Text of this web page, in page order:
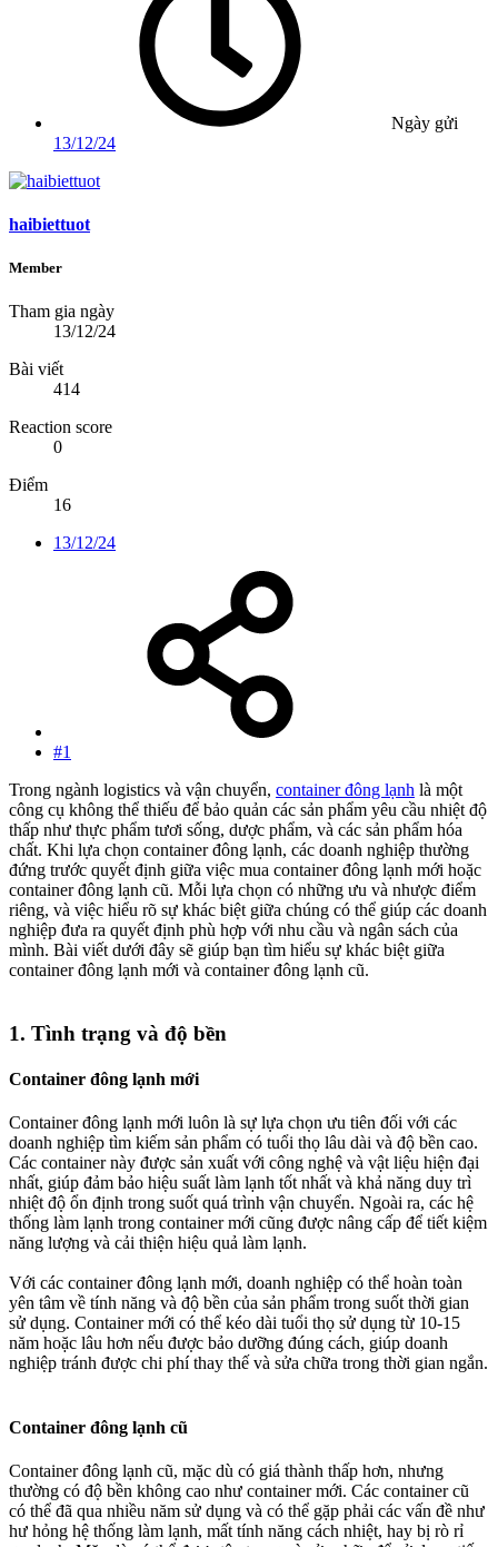
Ngày gửi
13/12/24
haibiettuot
Member
Tham gia ngày
13/12/24
Bài viết
414
Reaction score
0
Điểm
16
13/12/24
#1
Trong ngành logistics và vận chuyển, container đông lạnh là một
công cụ không thể thiếu để bảo quản các sản phẩm yêu cầu nhiệt độ
thấp như thực phẩm tươi sống, dược phẩm, và các sản phẩm hóa
chất. Khi lựa chọn container đông lạnh, các doanh nghiệp thường
đứng trước quyết định giữa việc mua container đông lạnh mới hoặc
container đông lạnh cũ. Mỗi lựa chọn có những ưu và nhược điểm
riêng, và việc hiểu rõ sự khác biệt giữa chúng có thể giúp các doanh
nghiệp đưa ra quyết định phù hợp với nhu cầu và ngân sách của
mình. Bài viết dưới đây sẽ giúp bạn tìm hiểu sự khác biệt giữa
container đông lạnh mới và container đông lạnh cũ.
1. Tình trạng và độ bền
Container đông lạnh mới
Container đông lạnh mới luôn là sự lựa chọn ưu tiên đối với các
doanh nghiệp tìm kiếm sản phẩm có tuổi thọ lâu dài và độ bền cao.
Các container này được sản xuất với công nghệ và vật liệu hiện đại
nhất, giúp đảm bảo hiệu suất làm lạnh tốt nhất và khả năng duy trì
nhiệt độ ổn định trong suốt quá trình vận chuyển. Ngoài ra, các hệ
thống làm lạnh trong container mới cũng được nâng cấp để tiết kiệm
năng lượng và cải thiện hiệu quả làm lạnh.
Với các container đông lạnh mới, doanh nghiệp có thể hoàn toàn
yên tâm về tính năng và độ bền của sản phẩm trong suốt thời gian
sử dụng. Container mới có thể kéo dài tuổi thọ sử dụng từ 10-15
năm hoặc lâu hơn nếu được bảo dưỡng đúng cách, giúp doanh
nghiệp tránh được chi phí thay thế và sửa chữa trong thời gian ngắn.
Container đông lạnh cũ
Container đông lạnh cũ, mặc dù có giá thành thấp hơn, nhưng
thường có độ bền không cao như container mới. Các container cũ
có thể đã qua nhiều năm sử dụng và có thể gặp phải các vấn đề như
hư hỏng hệ thống làm lạnh, mất tính năng cách nhiệt, hay bị rò rỉ